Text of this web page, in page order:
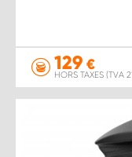
129 €
HORS TAXES (TVA